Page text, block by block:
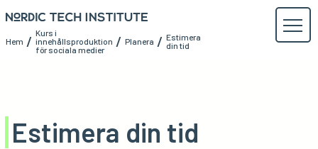
Hem / Kurs i
innehållsproduktion
för sociala medier
/ Planera / Estimera
din tid
Estimera din tid